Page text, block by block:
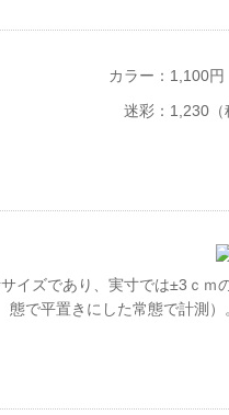
カラー：1,100円
迷彩：1,230（
イズであり、実寸では±3ｃｍ
態で平置きにした常態で計測）